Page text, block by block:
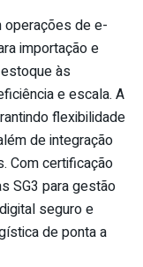
operações de e-
importação e
às
e escala. A
flexibilidade
de integração
Com certificação
SG3 para gestão
seguro e
de ponta a